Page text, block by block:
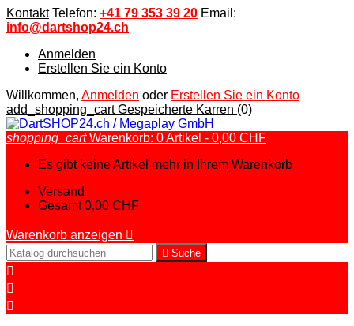
Kontakt Telefon: +41 79 353 39 20 Email:
info@dartshop24.ch
Anmelden
Erstellen Sie ein Konto
Willkommen, Anmelden oder Erstellen Sie ein Konto
add_shopping_cartGespeicherte Karren (0)
shopping_cart Warenkorb: 0Artikel - 0,00 CHF
Es gibt keine Artikel mehr in Ihrem Warenkorb
Versand
Gesamt 0,00 CHF
Warenkorb anzeigen 
 Suche


